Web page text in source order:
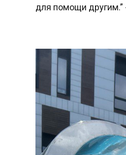
для помощи другим.”